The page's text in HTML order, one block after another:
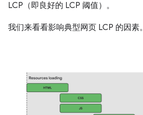
LCP（即良好的 LCP 阈值）。
我们来看看影响典型网页 LCP 的因素。